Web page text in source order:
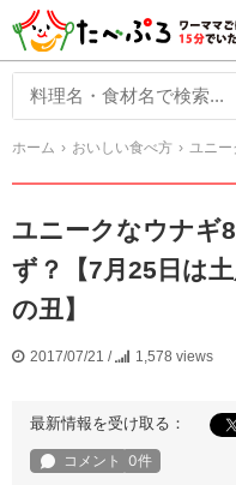
ホーム おいしい食べ方 ユニークな
ユニークなウナギ
ず？【7月25日は
の丑】
2017/07/21 / 1,578 views
最新情報を受け取る：